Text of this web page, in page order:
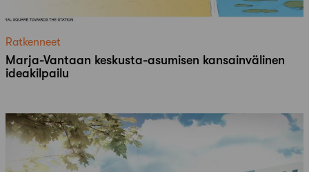
Ratkenneet
Marja-Vantaan keskusta-asumisen kansainvälinen
ideakilpailu